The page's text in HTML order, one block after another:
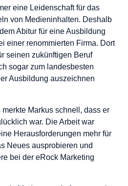
eine Leidenschaft für das
von Medieninhalten. Deshalb
Abitur für eine Ausbildung
einer renommierten Firma. Dort
seinen zukünftigen Beruf
sogar zum landesbesten
Ausbildung auszeichnen
Markus schnell, dass er
war. Die Arbeit war
Herausforderungen mehr für
Neues ausprobieren und
bei der eRock Marketing